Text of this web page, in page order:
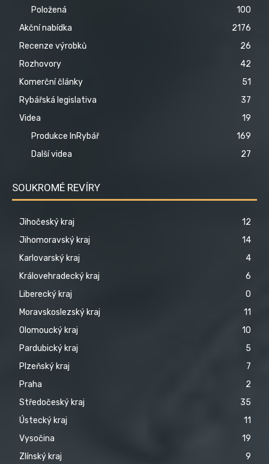
Položená
100
Akční nabídka
2176
Recenze výrobků
26
Rozhovory
42
Komerční články
51
Rybářská legislativa
37
Videa
19
Produkce InRybář
169
Další videa
27
SOUKROMÉ REVÍRY
Jihočeský kraj
12
Jihomoravský kraj
14
Karlovarský kraj
4
Královehradecký kraj
6
Liberecký kraj
0
Moravskoslezský kraj
11
Olomoucký kraj
10
Pardubický kraj
5
Plzeňský kraj
7
Praha
2
Středočeský kraj
35
Ústecký kraj
11
Vysočina
19
Zlínský kraj
9